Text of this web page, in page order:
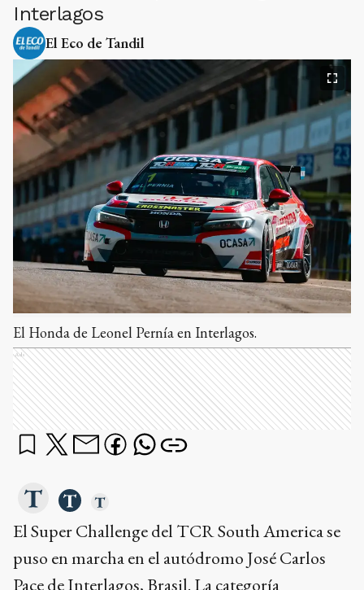
Interlagos
El Eco de Tandil
El Honda de Leonel Pernía en Interlagos.
Ads
El Super Challenge del TCR South America se
puso en marcha en el autódromo José Carlos
Pace de Interlagos, Brasil. La categoría